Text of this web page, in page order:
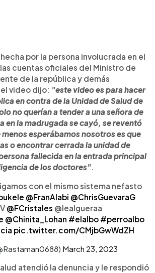
por la persona involucrada en el
cuentas oficiales del Ministro de
de la república y demás
video dijo: "este video es para hacer
en contra de la Unidad de Salud de
no querían a tender a una señora de
en la madrugada se cayó, se reventó
menos esperábamos nosotros es que
o encontrar cerrada la unidad de
fallecida en la entrada principal
de los doctores".
con el mismo sistema nefasto
@FranAlabi @ChrisGuevaraG
@FCristales @lealgueraa
@Chinita_Lohan #elalbo #perroalbo
pic.twitter.com/CMjbGwWdZH
March 23, 2023
atendió la denuncia y le respondió